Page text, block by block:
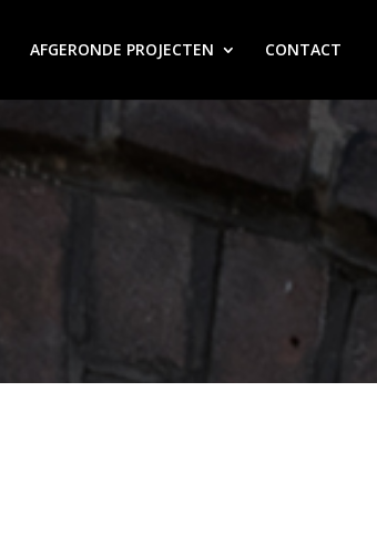
AFGERONDE PROJECTEN CONTACT